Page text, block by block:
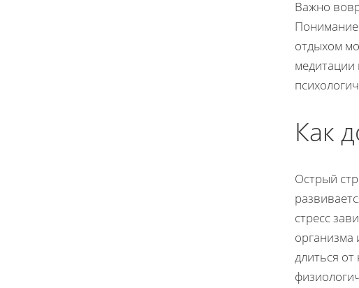
Важно
Понимание
отдыхом
медитации
Как
Острый
стресс
организма
длиться